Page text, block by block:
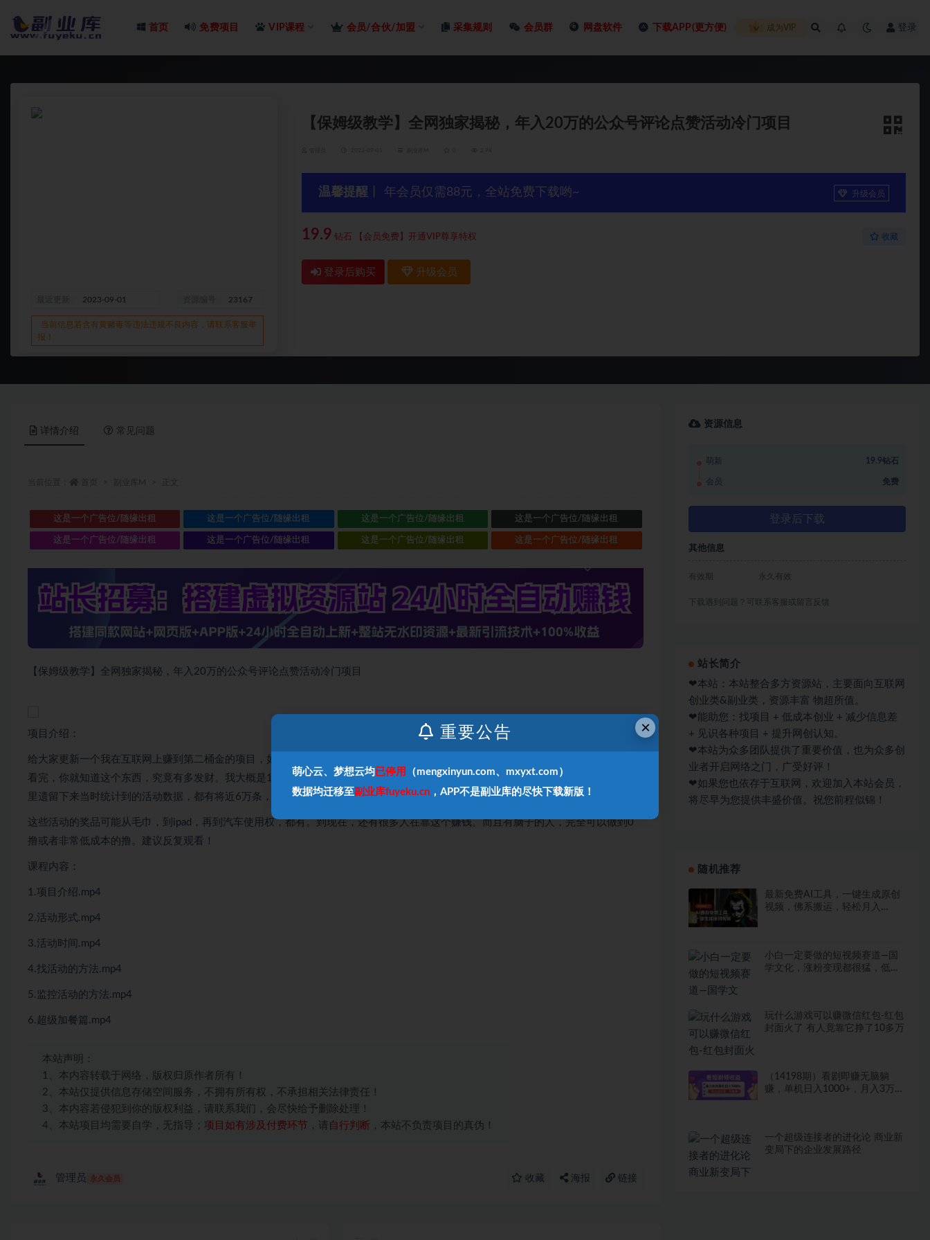
首页 免费项目 VIP课程 会员/合伙/加盟 采集规则 会员群 网盘软件 下载APP(更方便) 成为VIP 登录
2023-09-01 23167
当前信息若含有黄赌毒等违法违规不良内容，请联系客服举
报！
【保姆级教学】全网独家揭秘，年入20万的公众号评论点赞活动冷门项目
温馨提醒 丨 年会员仅需88元，全站免费下载哟~ 升级会员
19.9 钻石 【会员免费】开通VIP尊享特权 收藏
登录后购买 升级会员
详情介绍 常见问题
这是一个广告位/随缘出租 这是一个广告位/随缘出租 这是一个广告位/随缘出租 这是一个广告位/随缘出租
这是一个广告位/随缘出租 这是一个广告位/随缘出租 这是一个广告位/随缘出租 这是一个广告位/随缘出租
【保姆级教学】全网独家揭秘，年入20万的公众号评论点赞活动冷门项目
项目介绍：
给大家更新一个我在互联网上赚到第二桶金的项目，如果没猜错的话，能讲这么细的，我应该是全网首发。整期视频分6个章节，完整
看完，你就知道这个东西，究竟有多发财。我大概是16年到19年一直在玩，不完全统计，这期间至少变现了50多万。光2个金数据账号
里遗留下来当时统计到的活动数据，都有将近6万条，很多的数据还丢失了。
这些活动的奖品可能从毛巾，到ipad，再到汽车使用权，都有。到现在，还有很多人在靠这个赚钱。而且有脑子的人，完全可以做到0
撸或者非常低成本的撸。建议反复观看！
课程内容：
1.项目介绍.mp4
2.活动形式.mp4
3.活动时间.mp4
4.找活动的方法.mp4
5.监控活动的方法.mp4
6.超级加餐篇.mp4
本站声明：
1、本内容转载于网络，版权归原作者所有！
2、本站仅提供信息存储空间服务，不拥有所有权，不承担相关法律责任！
3、本内容若侵犯到你的版权利益，请联系我们，会尽快给予删除处理！
4、本站项目均需要自学，无指导； 项目如有涉及付费环节 ，请 自行判断 ，本站不负责项目的真伪！
管理员 永久会员 收藏 海报 链接
资源信息
萌新 19.9钻石
会员 免费
登录后下载
其他信息
有效期 永久有效
下载遇到问题？可联系客服或留言反馈
站长简介
❤本站：本站整合多方资源站，主要面向互联网
创业类&副业类，资源丰富 物超所值。
❤能助您：找项目 + 低成本创业 + 减少信息差
+ 见识各种项目 + 提升网创认知。
❤本站为众多团队提供了重要价值，也为众多创
业者开启网络之门，广受好评！
❤如果您也依存于互联网，欢迎加入本站会员，
将尽早为您提供丰盛价值。祝您前程似锦！
随机推荐
最新免费AI工具，一键生成原创
视频，佛系搬运，轻松月入
小白一定要做的短视频赛道—国
学文化，涨粉变现都很猛，低门
玩什么游戏可以赚微信红包-红包
封面火了 有人竟靠它挣了10多万
（14198期）看剧即赚无脑躺
赚，单机日入1000+，月入3万
一个超级连接者的进化论 商业新
变局下的企业发展路径
×
重要公告
萌心云、梦想云均 已停用
（mengxinyun.com、mxyxt.com）
数据均迁移至副业库fuyeku.cn ，APP不是副业库的尽快下载新版！